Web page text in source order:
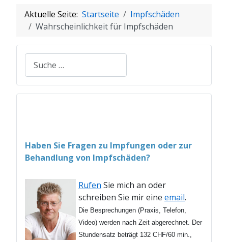
Aktuelle Seite: Startseite
Impfschäden
Wahrscheinlichkeit für Impfschäden
Suchen
Haben Sie Fragen zu Impfungen oder zur
Behandlung von Impfschäden?
Rufen Sie mich an oder
schreiben Sie mir eine email.
Die Besprechungen (Praxis, Telefon,
Video) werden nach Zeit abgerechnet. Der
Stundensatz beträgt 132 CHF/60 min.,